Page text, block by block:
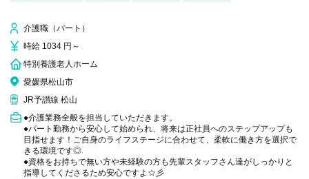
介護職（パート）
時給 1034 円～
特別養護老人ホーム
愛媛県松山市
JR予讃線 松山
●介護業務全般を担当していただきます。
●パート勤務から安心して始められ、将来は正社員へのステップアップも
目指せます！ご自身のライフステージに合わせて、柔軟に働き方を選択で
きる環境です◎
●資格をお持ちで無い方や未経験の方も先輩スタッフさん達がしっかりと
指導してくださるため安心ですよ☆彡